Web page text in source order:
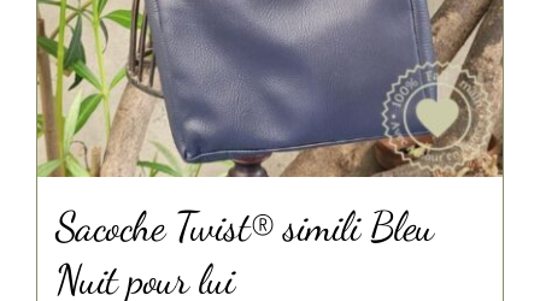
Sacoche Twist® simili Bleu
Nuit pour lui